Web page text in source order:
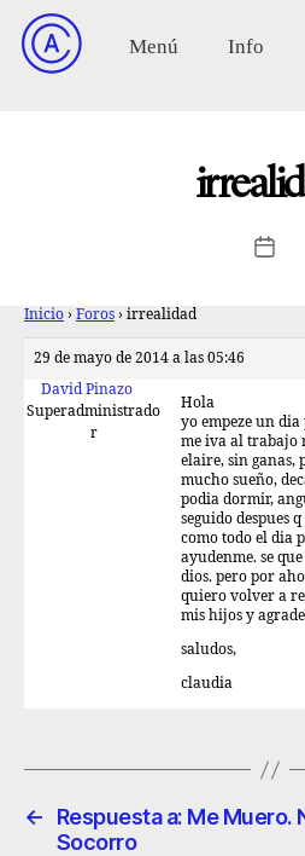
Inicio › Foros › irrealidad
29 de mayo de 2014 a las 05:46
David Pinazo
Superadministrado
r
Hola
yo empeze un
me iva al trabajo
elaire, sin ganas,
mucho sueño,
podia dormir,
seguido despues
como todo el dia
ayudenme. se
dios. pero por
quiero volver a
mis hijos y
saludos,
claudia
←
Respuesta a: Me Muero.
Socorro